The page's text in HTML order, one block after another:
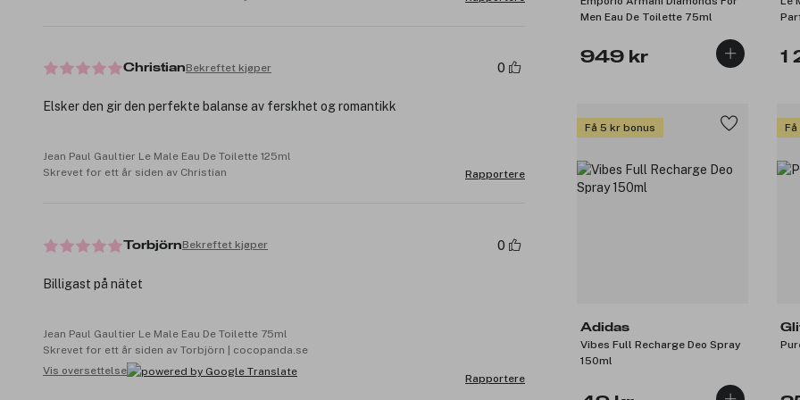
Men Eau De Toilette 75ml
949 kr 1
Få 5 kr bonus
Adidas
Vibes Full Recharge Deo Spray
150ml
ChristianBekreftet kjøper 0
Elsker den gir den perfekte balanse av ferskhet og romantikk
Jean Paul Gaultier Le Male Eau De Toilette 125ml
Skrevet for ett år siden av Christian
Rapportere
TorbjörnBekreftet kjøper 0
Billigast på nätet
Jean Paul Gaultier Le Male Eau De Toilette 75ml
Skrevet for ett år siden av Torbjörn | cocopanda.se
Vis oversettelse
Rapportere